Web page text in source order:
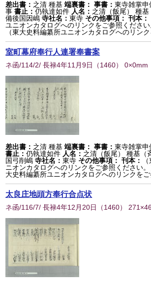
差出書： 之清 種基 端裏書： 事書：東寺雑掌
事 書止：仍執達如件 人名： 之清（飯尾） 種基
備後国因嶋 寺社名：東寺 その他事項： 刊本：
ユニオンカタログへのリンクをご参照ください
（東大史料編纂所ユニオンカタログへのリンク
室町幕府奉行人連署奉書案
ネ函/114/2/ 長禄4年11月9日 （1460） 0×0mm
差出書： 之清 種基 端裏書： 事書：東寺雑掌
書止：仍執達如件 人名： 之清（飯尾） 種基（
国弓削嶋 寺社名：東寺 その他事項： 刊本：
ニオンカタログへのリンクをご参照ください。
大史料編纂所ユニオンカタログへのリンクをご
太良庄地頭方奉行合点状
ネ函/116/7/ 長禄4年12月20日 （1460）